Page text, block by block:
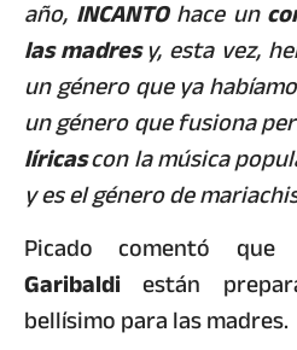
año, INCANTOhace un
las madresy, esta vez,
un género que ya
un género que fusiona
líricascon la música
y es el género de
Picado comentó
Garibaldi están
bellísimo para las madres.